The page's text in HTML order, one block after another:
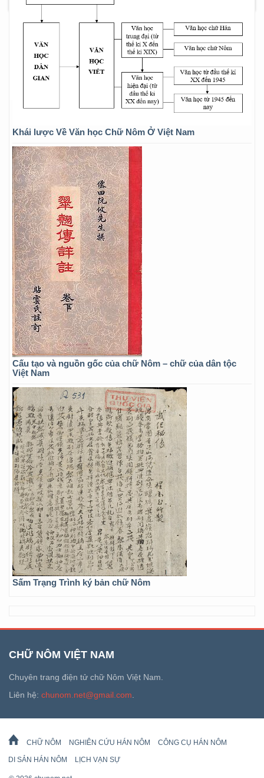
Khái lược Về Văn học Chữ Nôm Ở Việt Nam
Cấu tạo và nguồn gốc của chữ Nôm – chữ của dân tộc
Việt Nam
Sấm Trạng Trình ký bản chữ Nôm
CHỮ NÔM VIỆT NAM
Chuyên trang điện tử chữ Nôm Việt Nam.
Liên hệ: chunom.net@gmail.com
CHỮ NÔM NGHIÊN CỨU HÁN NÔM CÔNG CỤ HÁN NÔM
DI SẢN HÁN NÔM LỊCH VẠN SỰ